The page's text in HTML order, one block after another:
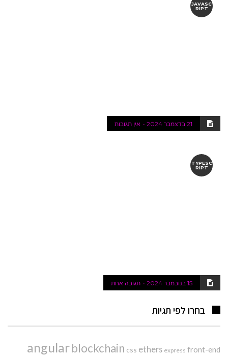
JAVASC
RIPT
21 בדצמבר 2024 אין תגובות
TYPESC
RIPT
15 בנובמבר 2024 תגובה אחת
בחרו לפי תגיות
angularblockchain css ethers express front-end